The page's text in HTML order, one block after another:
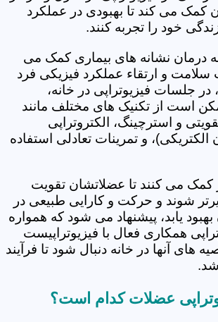
کمک می کند تا بهبودی در عملکرد
خود را تجربه کنند.
درمان نشانه های بیماری کمک می
سلامت و ارتقاء عملکرد فیزیکی فرد
در جلسات فیزیوتراپی در خانه،
است از تکنیک های مختلف مانند
و استرچینگ، الکتروتراپی
الکتریکی)، و تمرینات تعادلی استفاده
کمک می کنند تا عضلاتشان تقویت
شوند و حرکت و کارایی طبیعی در
یابد، پیشنهاد می شود که همواره
همکاری فعال با فیزیوتراپیست
های آنها در خانه دنبال شود تا فرآیند
عضلات کدام است؟